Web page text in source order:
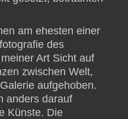
am ehesten einer
des
Art Sicht auf
zwischen Welt,
aufgehoben.
anders darauf
Künste. Die